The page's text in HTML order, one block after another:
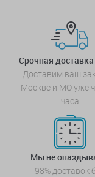
Срочная доставка
Доставим ваш
Москве и МО уже
часа
Мы не
98% доставок